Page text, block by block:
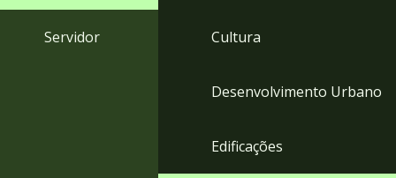
menu
Servidor Cultura
Desenvolvimento Urbano
Edificações